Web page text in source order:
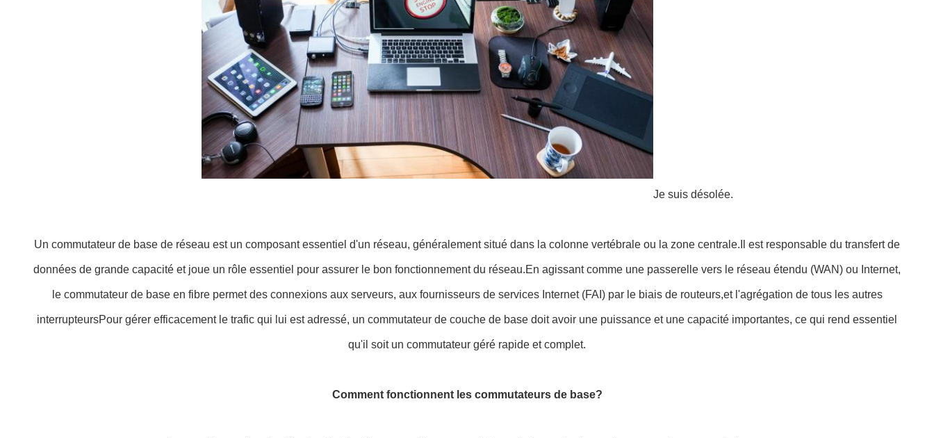
Je suis désolée.
Un commutateur de base de réseau est un composant essentiel d'un réseau, généralement situé dans la colonne vertébrale ou la zone centrale.Il est responsable du transfert de
données de grande capacité et joue un rôle essentiel pour assurer le bon fonctionnement du réseau.En agissant comme une passerelle vers le réseau étendu (WAN) ou Internet,
le commutateur de base en fibre permet des connexions aux serveurs, aux fournisseurs de services Internet (FAI) par le biais de routeurs,et l'agrégation de tous les autres
interrupteursPour gérer efficacement le trafic qui lui est adressé, un commutateur de couche de base doit avoir une puissance et une capacité importantes, ce qui rend essentiel
qu'il soit un commutateur géré rapide et complet.
Comment fonctionnent les commutateurs de base?